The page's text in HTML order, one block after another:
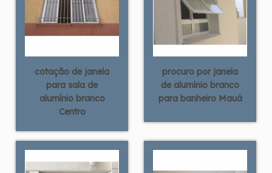
cotação de janela
para sala de
alumínio branco
Centro
procuro por janela
de alumínio branco
para banheiro Mauá